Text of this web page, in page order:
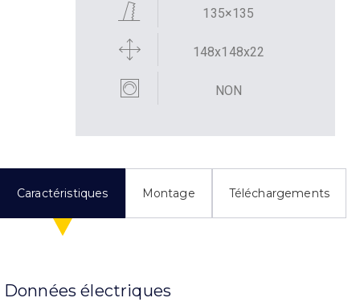
135×135
148x148x22
NON
Caractéristiques Montage Téléchargements
Données électriques